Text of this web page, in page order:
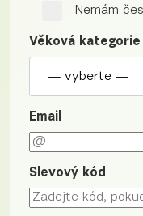
Nemám
Věková kategorie
Email
Slevový kód